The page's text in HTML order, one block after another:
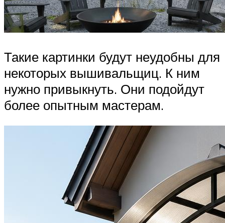
Такие картинки будут неудобны для
некоторых вышивальщиц. К ним
нужно привыкнуть. Они подойдут
более опытным мастерам.